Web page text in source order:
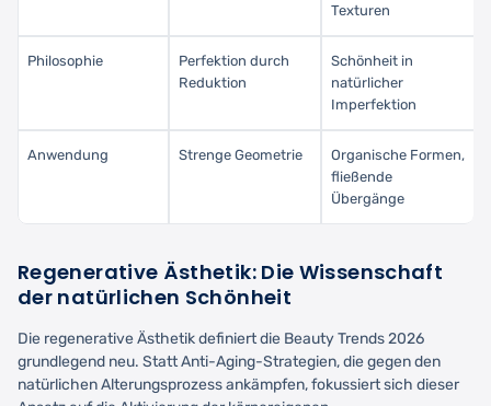
Texturen
Philosophie
Perfektion durch
Reduktion
Schönheit in
natürlicher
Imperfektion
Anwendung Strenge Geometrie
Organische Formen,
fließende
Übergänge
Regenerative Ästhetik: Die Wissenschaft
der natürlichen Schönheit
Die regenerative Ästhetik definiert die Beauty Trends 2026
grundlegend neu. Statt Anti-Aging-Strategien, die gegen den
natürlichen Alterungsprozess ankämpfen, fokussiert sich dieser